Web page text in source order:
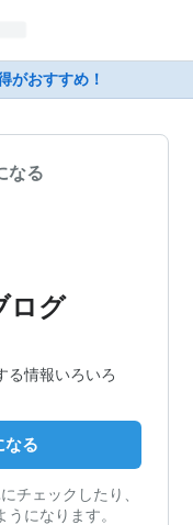
がおすすめ！
なる
ログ
る情報いろいろ
なる
チェックしたり、
になります。